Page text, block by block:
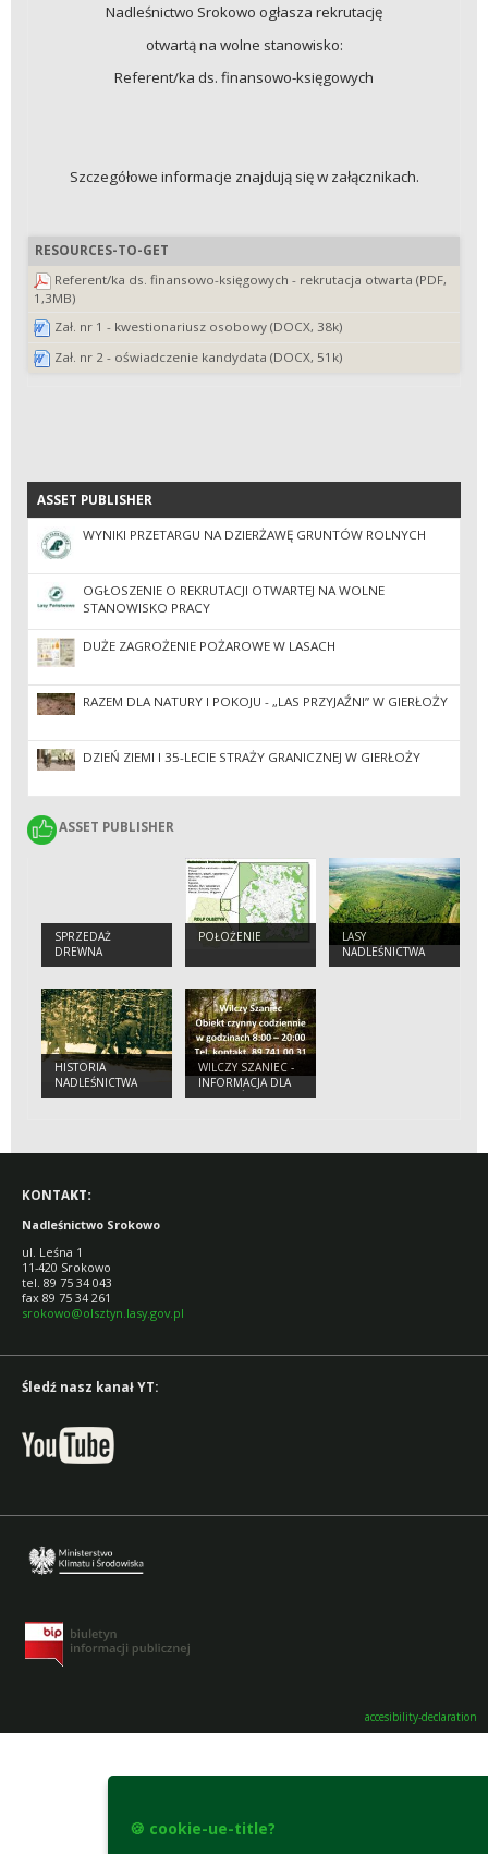
Nadleśnictwo Srokowo ogłasza rekrutację
otwartą na wolne stanowisko:
Referent/ka ds. finansowo-księgowych
Szczegółowe informacje znajdują się w załącznikach.
RESOURCES-TO-GET
Referent/ka ds. finansowo-księgowych - rekrutacja otwarta (PDF,
1,3MB)
Zał. nr 1 - kwestionariusz osobowy (DOCX, 38k)
Zał. nr 2 - oświadczenie kandydata (DOCX, 51k)
ASSET PUBLISHER
ASSET PUBLISHER
WYNIKI PRZETARGU NA DZIERŻAWĘ GRUNTÓW ROLNYCH
OGŁOSZENIE O REKRUTACJI OTWARTEJ NA WOLNE
STANOWISKO PRACY
DUŻE ZAGROŻENIE POŻAROWE W LASACH
RAZEM DLA NATURY I POKOJU - „LAS PRZYJAŹNI” W GIERŁOŻY
DZIEŃ ZIEMI I 35-LECIE STRAŻY GRANICZNEJ W GIERŁOŻY
ASSET PUBLISHER
ASSET PUBLISHER
SPRZEDAŻ
DREWNA
POŁOŻENIE
LASY
NADLEŚNICTWA
HISTORIA
NADLEŚNICTWA
WILCZY SZANIEC -
INFORMACJA DLA
TURYSTÓW
KONTAKT:
Nadleśnictwo Srokowo
ul. Leśna 1
11-420 Srokowo
tel. 89 75 34 043
fax 89 75 34 261
srokowo@olsztyn.lasy.gov.pl
Śledź nasz kanał YT:
accesibility-declaration
🍪 cookie-ue-title?